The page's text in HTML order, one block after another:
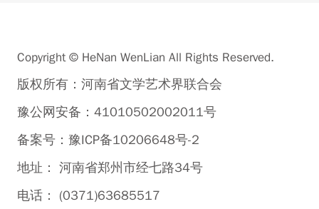
Copyright © HeNan WenLian All Rights Reserved.
版权所有：河南省文学艺术界联合会
豫公网安备：41010502002011号
备案号：豫ICP备10206648号-2
地址： 河南省郑州市经七路34号
电话： (0371)63685517